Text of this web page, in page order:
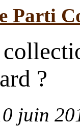
Parti
?
juin